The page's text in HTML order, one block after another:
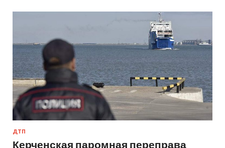
ДТП
Керченская паромная переправа